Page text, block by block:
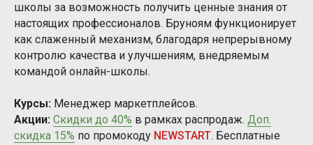
школы за возможность получить ценные знания от
настоящих профессионалов. Бруноям функционирует
как слаженный механизм, благодаря непрерывному
контролю качества и улучшениям, внедряемым
командой онлайн-школы.
Курсы: Менеджер маркетплейсов.
Акции: Скидки до 40% в рамках распродаж. Доп.
скидка 15% по промокоду NEWSTART. Бесплатные